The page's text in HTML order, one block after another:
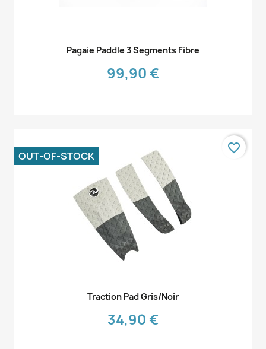
 Aperçu rapide
Pagaie Paddle 3 Segments Fibre
99,90 €
Aperçu rapide
Traction Pad Gris/noir
34,90 €
OUT-OF-STOCK
favorite_border